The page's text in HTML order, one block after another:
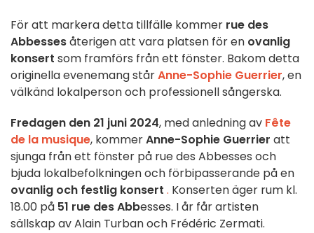
För att markera detta tillfälle kommer rue des
Abbessesåterigen att vara platsen för en ovanlig
konsert som framförs från ett fönster. Bakom detta
originella evenemang stårAnne-Sophie Guerrier, en
välkänd lokalperson och professionell sångerska.
Fredagen den 21 juni 2024, med anledning av Fête
de la musique, kommerAnne-Sophie Guerrier att
sjunga från ett fönster på rue des Abbesses och
bjuda lokalbefolkningen och förbipasserande på en
ovanlig och festlig konsert . Konserten äger rum kl.
18.00 på 51 rue des Abbesses. I år får artisten
sällskap av Alain Turban och Frédéric Zermati.